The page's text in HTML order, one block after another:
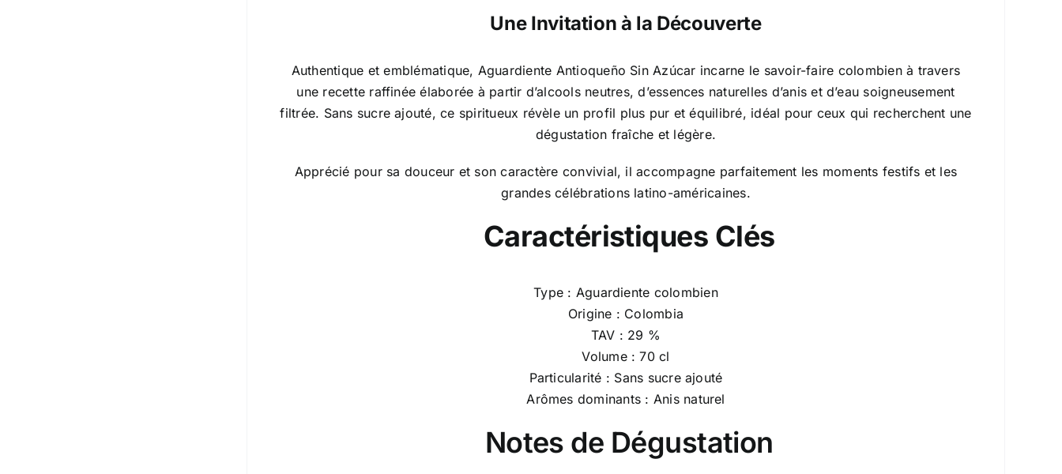
Une Invitation à la Découverte
Authentique et emblématique, Aguardiente Antioqueño Sin Azúcar incarne le savoir-faire colombien à travers
une recette raffinée élaborée à partir d’alcools neutres, d’essences naturelles d’anis et d’eau soigneusement
filtrée. Sans sucre ajouté, ce spiritueux révèle un profil plus pur et équilibré, idéal pour ceux qui recherchent une
dégustation fraîche et légère.
Apprécié pour sa douceur et son caractère convivial, il accompagne parfaitement les moments festifs et les
grandes célébrations latino-américaines.
Caractéristiques Clés
Type : Aguardiente colombien
Origine : Colombia
TAV : 29 %
Volume : 70 cl
Particularité : Sans sucre ajouté
Arômes dominants : Anis naturel
Notes de Dégustation